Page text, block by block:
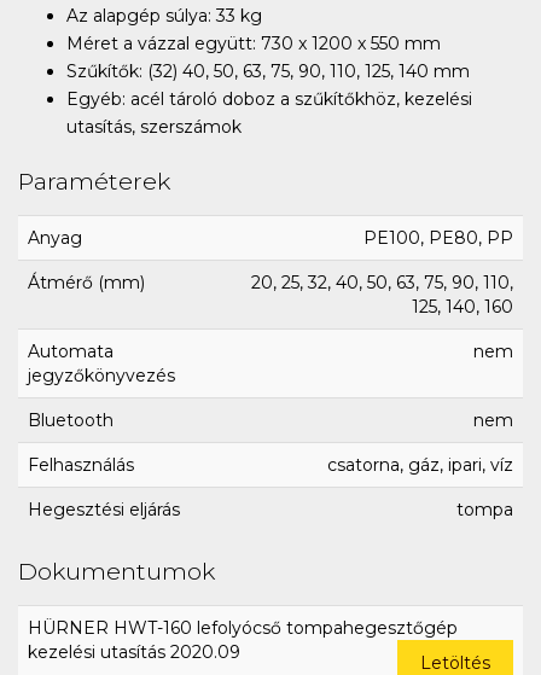
Az alapgép súlya: 33 kg
Méret a vázzal együtt: 730 x 1200 x 550 mm
Szűkítők: (32) 40, 50, 63, 75, 90, 110, 125, 140 mm
Egyéb: acél tároló doboz a szűkítőkhöz, kezelési
utasítás, szerszámok
Paraméterek
Anyag PE100, PE80, PP
Átmérő (mm)
20, 25, 32, 40, 50, 63, 75, 90, 110,
125, 140, 160
Automata
jegyzőkönyvezés
nem
Bluetooth nem
Felhasználás csatorna, gáz, ipari, víz
Hegesztési eljárás tompa
Dokumentumok
HÜRNER HWT-160 lefolyócső tompahegesztőgép
kezelési utasítás 2020.09
Letöltés